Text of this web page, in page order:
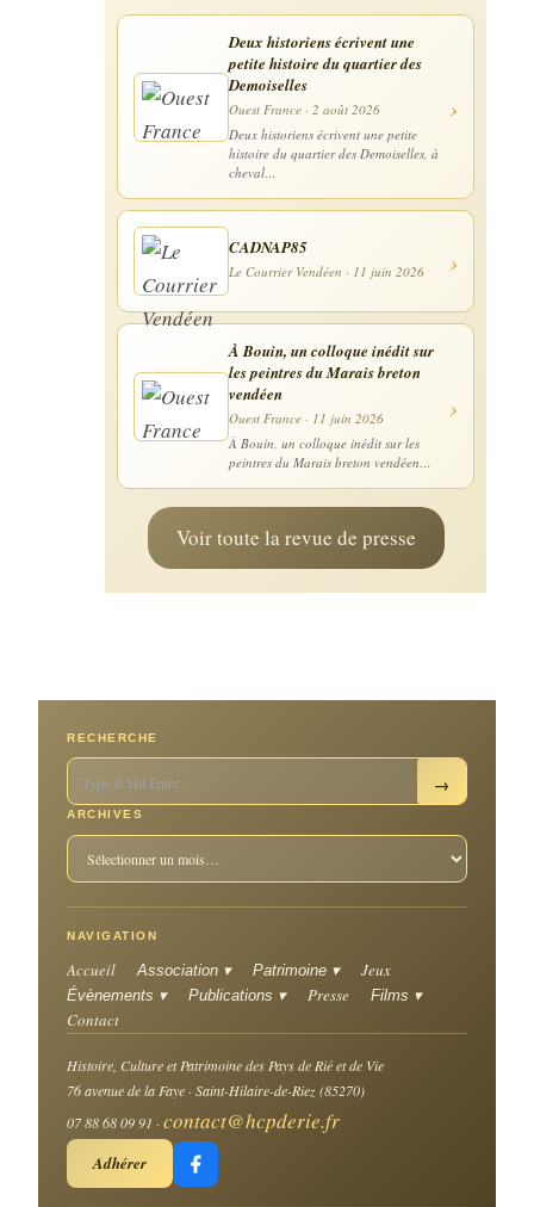
Deux historiens écrivent une
petite histoire du quartier des
Demoiselles
Ouest France · 2 août 2026
Deux historiens écrivent une petite
histoire du quartier des Demoiselles, à
cheval…
›
CADNAP85
Le Courrier Vendéen · 11 juin 2026 ›
À Bouin, un colloque inédit sur
les peintres du Marais breton
vendéen
Ouest France · 11 juin 2026
À Bouin, un colloque inédit sur les
peintres du Marais breton vendéen…
›
Voir toute la revue de presse
RECHERCHE
→
ARCHIVES
NAVIGATION
Accueil Association ▾ Patrimoine ▾ Jeux
Évènements ▾ Publications ▾ Presse Films ▾
Contact
Histoire, Culture et Patrimoine des Pays de Rié et de Vie
76 avenue de la Faye · Saint-Hilaire-de-Riez (85270)
07 88 68 09 91 · contact@hcpderie.fr
Adhérer